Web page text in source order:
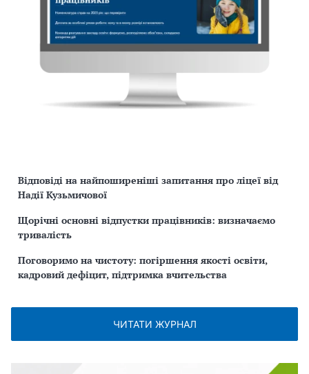
Відповіді на найпоширеніші запитання про ліцеї від
Надії Кузьмичової
Щорічні основні відпустки працівників: визначаємо
тривалість
Поговоримо на чистоту: погіршення якості освіти,
кадровий дефіцит, підтримка вчительства
ЧИТАТИ ЖУРНАЛ